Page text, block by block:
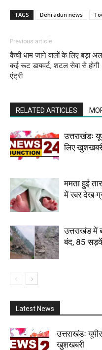
TAGS Dehradun news
Previous article
कैंची धाम जाने वालों के लिए बड़ा
कई रूट डायवर्ट, शटल सेवा से होगी
एंट्री
RELATED ARTICLES
उत्तराखंडः
लिए
ममता हुई
में रबर देख
उत्तराखंड में
बंद, 85
Latest News
उत्तराखंडः
खुशखबरी